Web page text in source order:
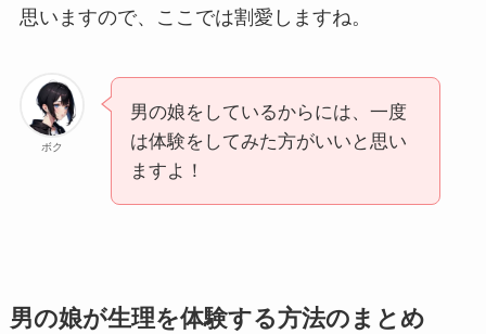
思いますので、ここでは割愛しますね。
ボク
男の娘をしているからには、一度
は体験をしてみた方がいいと思い
ますよ！
男の娘が生理を体験する方法のまとめ